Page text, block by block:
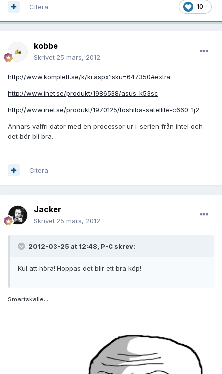
10
Citera
kobbe
Skrivet 25 mars, 2012
http://www.komplett.se/k/ki.aspx?sku=647350#extra
http://www.inet.se/produkt/1986538/asus-k53sc
http://www.inet.se/produkt/1970125/toshiba-satellite-c660-1j2
Annars valfri dator med en processor ur i-serien från intel och
det bör bli bra.
Citera
Jacker
Skrivet 25 mars, 2012
2012-03-25 at 12:48, P-C skrev:
Kul att höra! Hoppas det blir ett bra köp!
Smartskalle...